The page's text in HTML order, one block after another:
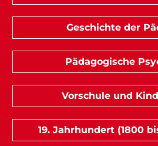
Geschichte der
Pädagogische
Vorschule und
19. Jahrhundert (1800